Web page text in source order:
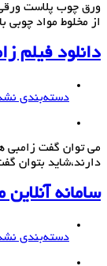
ورق چوب پلاست
از مخلوط مواد چوبی
دانلود فیلم
دسته‌بندی
می توان گفت زامبی
دارند،شاید بتوان گفت از هر 10 فیلمی که در ژانر وحشت
سامانه
دسته‌بندی